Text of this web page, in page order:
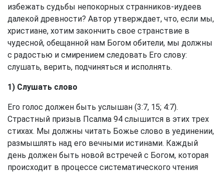
избежать судьбы непокорных странников-иудеев
далекой древности? Автор утверждает, что, если мы,
христиане, хотим закончить свое странствие в
чудесной, обещанной нам Богом обители, мы должны
с радостью и смирением следовать Его слову:
слушать, верить, подчиняться и исполнять.
1) Слушать слово
Его голос должен быть услышан (3:7, 15; 4:7).
Страстный призыв Псалма 94 слышится в этих трех
стихах. Мы должны читать Божье слово в уединении,
размышлять над его вечными истинами. Каждый
день должен быть новой встречей с Богом, которая
происходит в процессе систематического чтения